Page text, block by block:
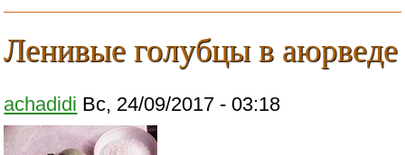
Ленивые голубцы в аюрведе
achadidi Вс, 24/09/2017 - 03:18